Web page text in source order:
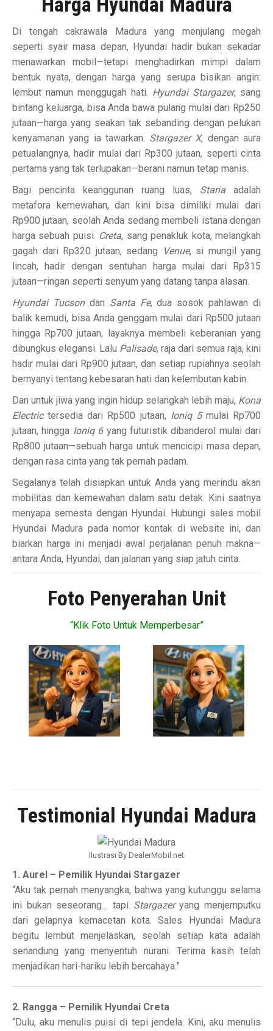
Di tengah cakrawala Madura yang menjulang megah
seperti syair masa depan, Hyundai hadir bukan sekadar
menawarkan mobil—tetapi menghadirkan mimpi dalam
bentuk nyata, dengan harga yang serupa bisikan angin:
lembut namun menggugah hati. Hyundai Stargazer, sang
bintang keluarga, bisa Anda bawa pulang mulai dari Rp250
jutaan—harga yang seakan tak sebanding dengan pelukan
kenyamanan yang ia tawarkan. Stargazer X, dengan aura
petualangnya, hadir mulai dari Rp300 jutaan, seperti cinta
pertama yang tak terlupakan—berani namun tetap manis.
Bagi pencinta keanggunan ruang luas, Staria adalah
metafora kemewahan, dan kini bisa dimiliki mulai dari
Rp900 jutaan, seolah Anda sedang membeli istana dengan
harga sebuah puisi. Creta, sang penakluk kota, melangkah
gagah dari Rp320 jutaan, sedang
Venue, si mungil yang
lincah, hadir dengan sentuhan harga mulai dari Rp315
jutaan—ringan seperti senyum yang datang tanpa alasan.
Hyundai Tucsondan Santa Fe, dua sosok pahlawan di
balik kemudi, bisa Anda genggam mulai dari Rp500 jutaan
hingga Rp700 jutaan, layaknya membeli keberanian yang
dibungkus elegansi. Lalu Palisade, raja dari semua raja, kini
hadir mulai dari Rp900 jutaan, dan setiap rupiahnya seolah
bernyanyi tentang kebesaran hati dan kelembutan kabin.
Dan untuk jiwa yang ingin hidup selangkah lebih maju, Kona
Electrictersedia dari Rp500 jutaan, Ioniq 5mulai Rp700
jutaan, hingga Ioniq 6yang futuristik dibanderol mulai dari
Rp800 jutaan—sebuah harga untuk mencicipi masa depan,
dengan rasa cinta yang tak pernah padam.
Segalanya telah disiapkan untuk Anda yang merindu akan
mobilitas dan kemewahan dalam satu detak. Kini saatnya
menyapa semesta dengan Hyundai. Hubungi sales mobil
Hyundai Madura pada nomor kontak di website ini, dan
biarkan harga ini menjadi awal perjalanan penuh makna—
antara Anda, Hyundai, dan jalanan yang siap jatuh cinta.
Foto Penyerahan Unit
“Klik Foto Untuk Memperbesar”
Testimonial Hyundai Madura
Ilustrasi By DealerMobil.net
1. Aurel – Pemilik Hyundai Stargazer
“Aku tak pernah menyangka, bahwa yang kutunggu selama
ini bukan seseorang… tapi Stargazeryang menjemputku
dari gelapnya kemacetan kota. Sales Hyundai Madura
begitu lembut menjelaskan, seolah setiap kata adalah
senandung yang menyentuh nurani. Terima kasih telah
menjadikan hari-hariku lebih bercahaya.”
2. Rangga – Pemilik Hyundai Creta
“Dulu, aku menulis puisi di tepi jendela. Kini, aku menulis